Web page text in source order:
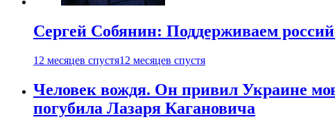
Сергей Собянин: Поддерживаем
12 месяцев спустя12 месяцев спустя
Человек вождя. Он привил Украине
погубила Лазаря Кагановича